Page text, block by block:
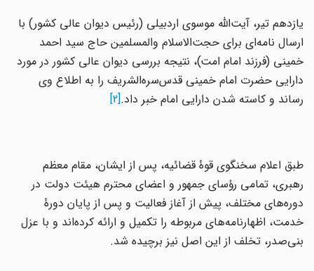
یازدهم تیر، آیت‌الله موسوی اردبیلی (رئیس دیوان عالی کشور) با
ارسال نامه‌ای برای حجت‌الاسلام والمسلمین حاج سید احمد
خمینی (فرزند امام امت)، نتیجه بررسی دیوان عالی کشور در مورد
دارایی حضرت امام خمینی قدس‌سره‌الشریف را به اطلاع وی
رساند و کاسته شدن دارایی امام خبر داد.[2]
طبق اعلام سخنگوی قوۀ قضائیه، پس از ایشان، مقام معظم
رهبری، تمامی رؤسای جمهور و اعضای محترم هیئت دولت در
دوره‌های مختلف، پیش از آغاز فعالیت و پس از پایان دورۀ
خدمت، اظهارنامه‌های مربوطه را تکمیل و ارائه کرده‌اند و با عزل
بنی‌صدر، تخلف از این اصل نیز برچیده شد.